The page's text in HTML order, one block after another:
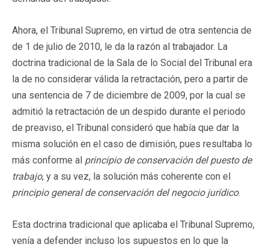
Ahora, el Tribunal Supremo, en virtud de otra sentencia de
de 1 de julio de 2010, le da la razón al trabajador. La
doctrina tradicional de la Sala de lo Social del Tribunal era
la de no considerar válida la retractación, pero a partir de
una sentencia de 7 de diciembre de 2009, por la cual se
admitió la retractación de un despido durante el periodo
de preaviso, el Tribunal consideró que había que dar la
misma solución en el caso de dimisión, pues resultaba lo
más conforme al principio de conservación del puesto de
trabajo, y a su vez, la solución más coherente con el
principio general de conservación del negocio jurídico.
Esta doctrina tradicional que aplicaba el Tribunal Supremo,
venía a defender incluso los supuestos en lo que la